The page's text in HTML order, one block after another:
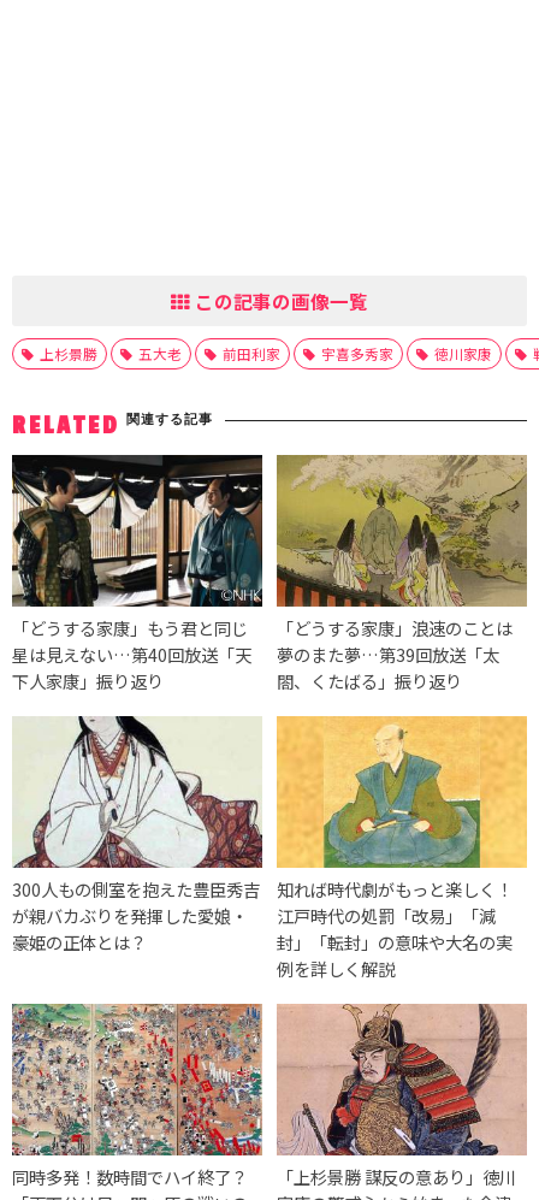
この記事の画像一覧
上杉景勝 五大老 前田利家 宇喜多秀家 徳川家康
RELATED 関連する記事
「どうする家康」もう君と同じ
星は見えない…第40回放送「天
下人家康」振り返り
「どうする家康」浪速のことは
夢のまた夢…第39回放送「太
閤、くたばる」振り返り
300人もの側室を抱えた豊臣秀吉
が親バカぶりを発揮した愛娘・
豪姫の正体とは？
知れば時代劇がもっと楽しく！
江戸時代の処罰「改易」「減
封」「転封」の意味や大名の実
例を詳しく解説
同時多発！数時間でハイ終了？
「上杉景勝 謀反の意あり」徳川